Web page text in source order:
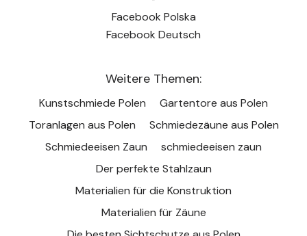
Facebook Polska
Facebook Deutsch
Weitere Themen:
Kunstschmiede Polen
Gartentore aus Polen
Toranlagen aus Polen
Schmiedezäune aus Polen
Schmiedeeisen Zaun
schmiedeeisen zaun
Der perfekte Stahlzaun
Materialien für die Konstruktion
Materialien für Zäune